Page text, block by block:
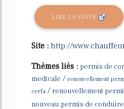
LIRE LA SUITE
Site : http://
Thèmes liés : permis de
medicale / renouvellement
cerfa / renouvellement
nouveau permis de